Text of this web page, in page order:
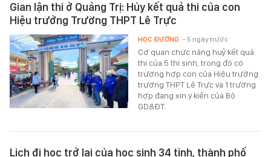
Gian lận thi ở Quảng Trị: Hủy kết quả thi của con
Hiệu trưởng Trường THPT Lê Trực
Cơ quan chức năng huỷ kết quả
thi của 5 thí sinh, trong đó có
trường hợp con của Hiệu trưởng
trường THPT Lê Trực và 1 trường
hợp đang xin ý kiến của Bộ
GD&ĐT.
HỌC ĐƯỜNG - 5 ngày trước
Lịch đi học trở lại của học sinh 34 tỉnh, thành phố